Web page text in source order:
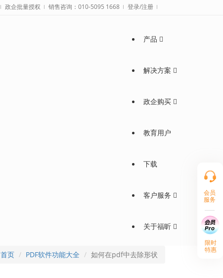
政企批量授权 销售咨询：010-5095 1668 登录/注册
产品
解决方案
政企购买
教育用户
下载
客户服务
关于福昕
会员
服务
限时
特惠
首页 PDF软件功能大全 如何在pdf中去除形状